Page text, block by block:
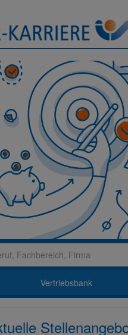
Vertriebsbank